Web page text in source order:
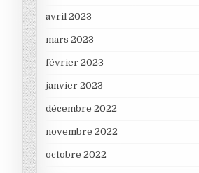
avril 2023
mars 2023
février 2023
janvier 2023
décembre 2022
novembre 2022
octobre 2022